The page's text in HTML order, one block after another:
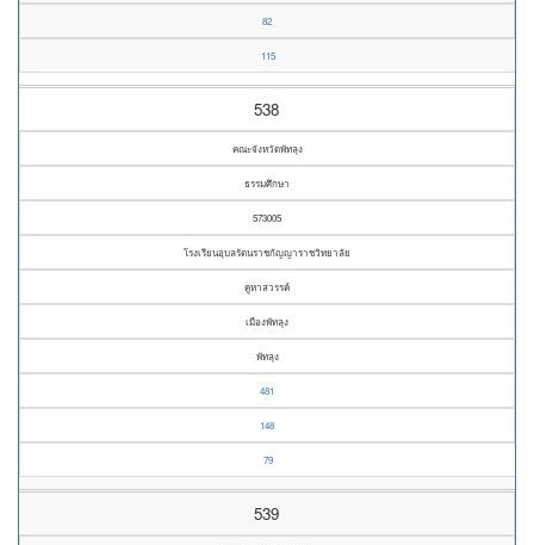
82
115
538
คณะจังหวัดพัทลุง
ธรรมศึกษา
573005
โรงเรียนอุบลรัตนราชกัญญาราชวิทยาลัย
คูหาสวรรค์
เมืองพัทลุง
พัทลุง
481
148
79
539